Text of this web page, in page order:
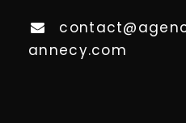
annecy.com